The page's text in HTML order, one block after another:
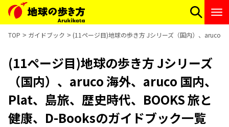
TOP ガイドブック (11ページ目)地球の歩き方 Jシリーズ（国内）、aruco
(11ページ目)地球の歩き方 Jシリーズ
（国内）、aruco 海外、aruco 国内、
Plat、島旅、歴史時代、BOOKS 旅と
健康、D-Booksのガイドブック一覧